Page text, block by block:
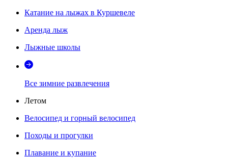
Катание на лыжах в Куршевеле
Аренда лыж
Лыжные школы
Все зимние развлечения
Летом
Велосипед и горный велосипед
Походы и прогулки
Плавание и купание